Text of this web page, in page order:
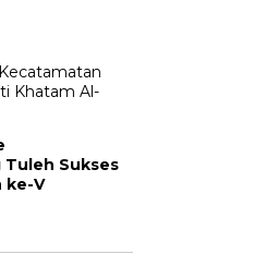
Tuleh Sukses
ke-V